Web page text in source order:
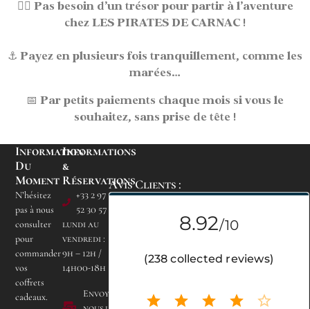
🏴‍☠️ Pas besoin d’un trésor pour partir à l’aventure
chez LES PIRATES DE CARNAC !
⚓ Payez en plusieurs fois tranquillement, comme les
marées…
📅 Par petits paiements chaque mois si vous le
souhaitez, sans prise de tête !
de Carnac
Lieu dit Kerogile -
Informations
&
Réservations
+33 2 97
52 30 57
lundi au
vendredi :
9h – 12h /
14h00-18h
Envoyez
Information
Du
Moment
N’hésitez
pas à nous
consulter
pour
commander
vos
coffrets
cadeaux.
Avis Clients :